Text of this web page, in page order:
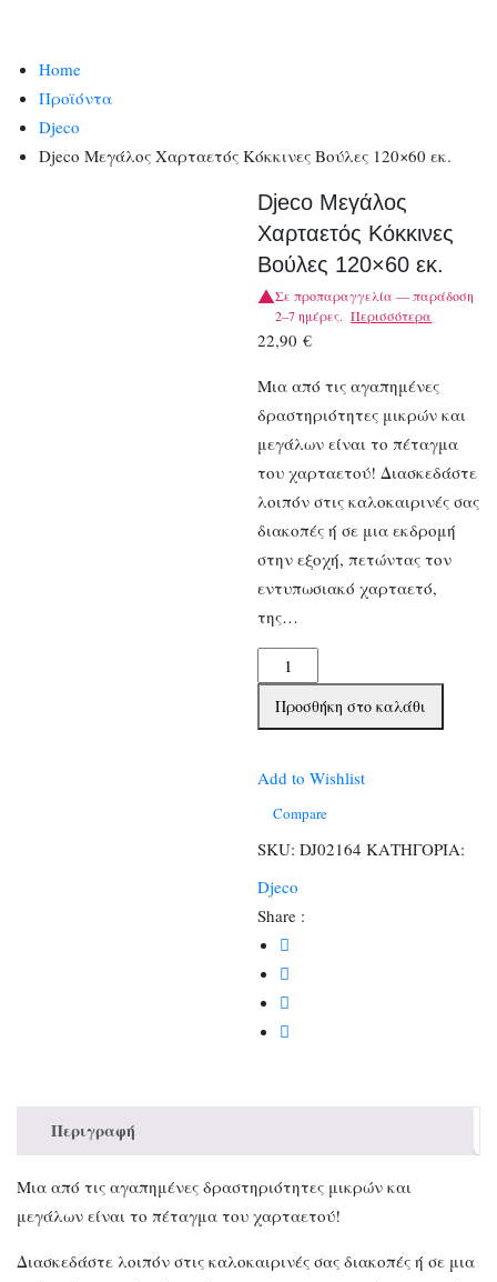
Home
Προϊόντα
Djeco
Djeco Μεγάλος Χαρταετός Κόκκινες Βούλες 120×60 εκ.
Djeco Μεγάλος
Χαρταετός Κόκκινες
Βούλες 120×60 εκ.
Σε προπαραγγελία — παράδοση
2–7 ημέρες. Περισσότερα
22,90€
Μια από τις αγαπημένες
δραστηριότητες μικρών και
μεγάλων είναι το πέταγμα
του χαρταετού! Διασκεδάστε
λοιπόν στις καλοκαιρινές σας
διακοπές ή σε μια εκδρομή
στην εξοχή, πετώντας τον
εντυπωσιακό χαρταετό,
της…
Djeco
Μεγάλος
Χαρταετός
Βούλες
120x60
Προσθήκη στο καλάθι
Add to Wishlist
Compare
SKU: DJ02164 ΚΑΤΗΓΟΡΙΑ:
Djeco
Share :
Περιγραφή
Μια από τις αγαπημένες δραστηριότητες μικρών και
μεγάλων είναι το πέταγμα του χαρταετού!
Διασκεδάστε λοιπόν στις καλοκαιρινές σας διακοπές ή σε μια